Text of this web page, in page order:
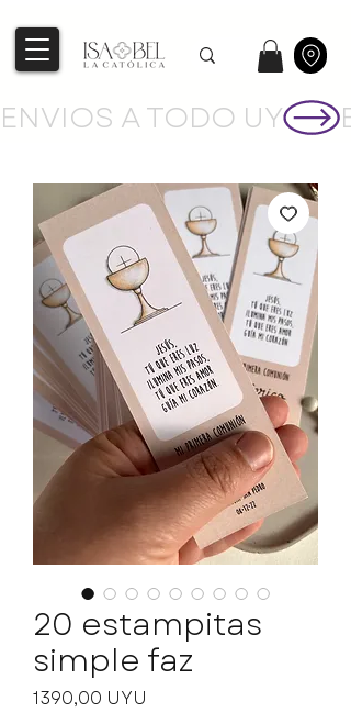
ENVIOS A TODO UY
20 estampitas
simple faz
1390,00 UYU